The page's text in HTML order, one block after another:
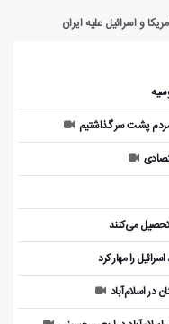
و اسرائیل علیه ایران
پشت سر گذاشتیم
را مهار کرد
در اسلام‌آباد